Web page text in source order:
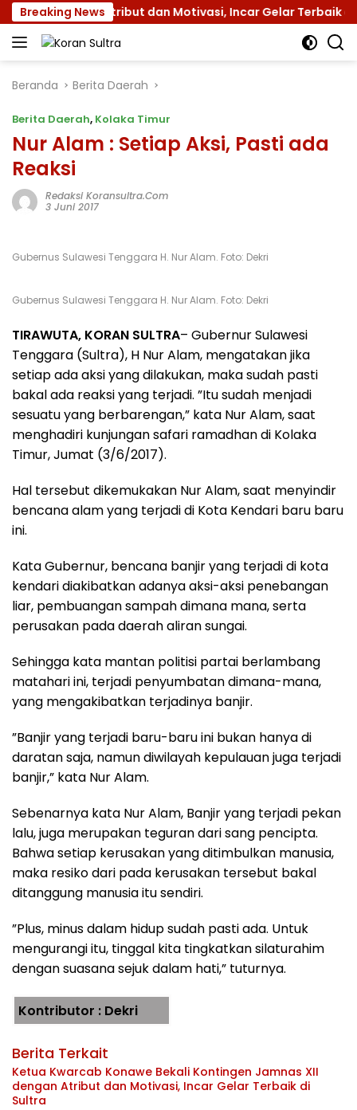
Langsung
ke
konten
Breaking News
XII dengan Atribut dan Motivasi, Incar Gelar Terbaik di
Beranda Berita Daerah
Berita Daerah, Kolaka Timur
Nur Alam : Setiap Aksi, Pasti ada
Reaksi
Redaksi Koransultra.com
3 Juni 2017
Gubernus Sulawesi Tenggara H. Nur Alam. Foto: Dekri
Gubernus Sulawesi Tenggara H. Nur Alam. Foto: Dekri
TIRAWUTA, KORAN SULTRA– Gubernur Sulawesi
Tenggara (Sultra), H Nur Alam, mengatakan jika
setiap ada aksi yang dilakukan, maka sudah pasti
bakal ada reaksi yang terjadi. ”Itu sudah menjadi
sesuatu yang berbarengan,” kata Nur Alam, saat
menghadiri kunjungan safari ramadhan di Kolaka
Timur, Jumat (3/6/2017).
Hal tersebut dikemukakan Nur Alam, saat menyindir
bencana alam yang terjadi di Kota Kendari baru baru
ini.
Kata Gubernur, bencana banjir yang terjadi di kota
kendari diakibatkan adanya aksi-aksi penebangan
liar, pembuangan sampah dimana mana, serta
perusakan pada daerah aliran sungai.
Sehingga kata mantan politisi partai berlambang
matahari ini, terjadi penyumbatan dimana-mana,
yang mengakibatkan terjadinya banjir.
”Banjir yang terjadi baru-baru ini bukan hanya di
daratan saja, namun diwilayah kepulauan juga terjadi
banjir,” kata Nur Alam.
Sebenarnya kata Nur Alam, Banjir yang terjadi pekan
lalu, juga merupakan teguran dari sang pencipta.
Bahwa setiap kerusakan yang ditimbulkan manusia,
maka resiko dari pada kerusakan tersebut bakal
ditanggung manusia itu sendiri.
”Plus, minus dalam hidup sudah pasti ada. Untuk
mengurangi itu, tinggal kita tingkatkan silaturahim
dengan suasana sejuk dalam hati,” tuturnya.
Kontributor : Dekri
Berita Terkait
Ketua Kwarcab Konawe Bekali Kontingen Jamnas XII
dengan Atribut dan Motivasi, Incar Gelar Terbaik di
Sultra